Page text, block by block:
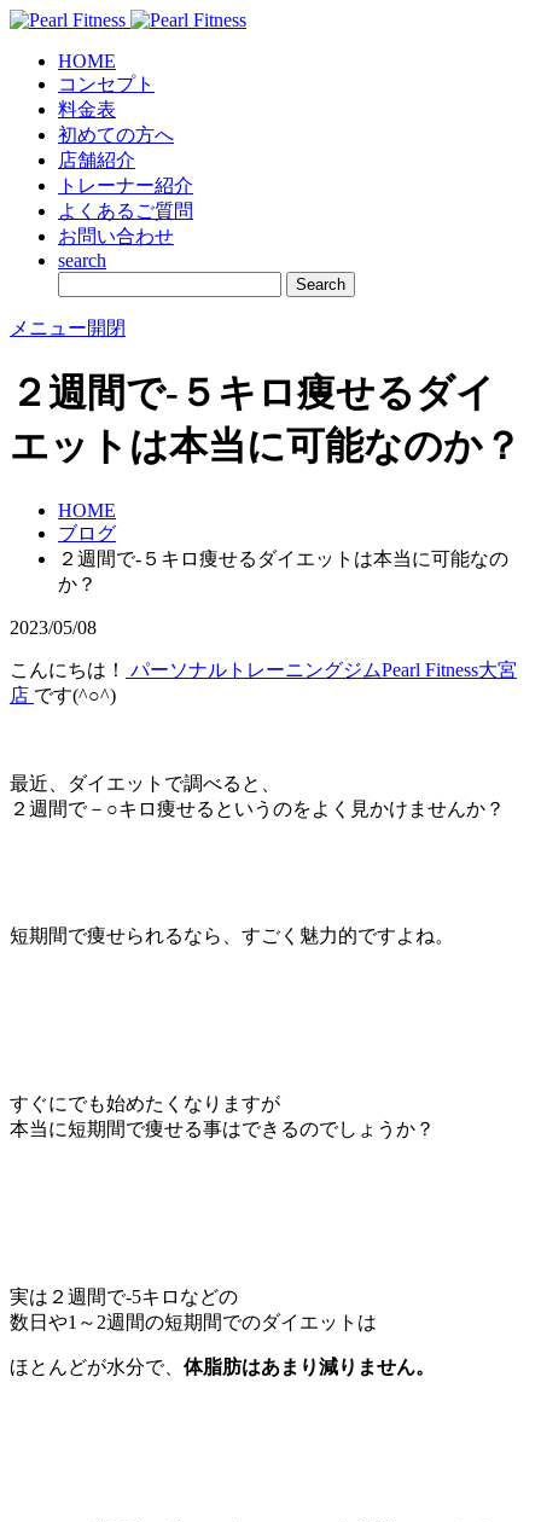
HOME
コンセプト
料金表
初めての方へ
店舗紹介
トレーナー紹介
よくあるご質問
お問い合わせ
search
メニュー開閉
２週間で-５キロ痩せるダイ
エットは本当に可能なのか？
HOME
ブログ
２週間で-５キロ痩せるダイエットは本当に可能なの
か？
2023/05/08
こんにちは！
パーソナルトレーニングジムPearl Fitness大宮
店 です(^○^)
最近、ダイエットで調べると、
２週間で－○キロ痩せるというのをよく見かけませんか？
短期間で痩せられるなら、すごく魅力的ですよね。
すぐにでも始めたくなりますが
本当に短期間で痩せる事はできるのでしょうか？
実は２週間で-5キロなどの
数日や1～2週間の短期間でのダイエットは
ほとんどが水分で、 体脂肪はあまり減りません。